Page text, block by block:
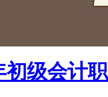
初级会计